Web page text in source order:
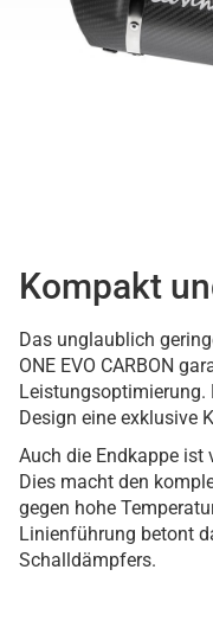
Kompakt
Das unglaublich
ONE EVO CARBON
Leistungsoptimierung.
Design eine exklusive
Auch die Endkappe
Dies macht den
gegen hohe
Linienführung betont
Schalldämpfers.